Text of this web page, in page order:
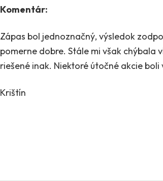
Komentár:
Zápas bol jednoznačný, výsledok
pomerne dobre. Stále mi však chýbala
riešené inak. Niektoré útočné akcie
Krištín